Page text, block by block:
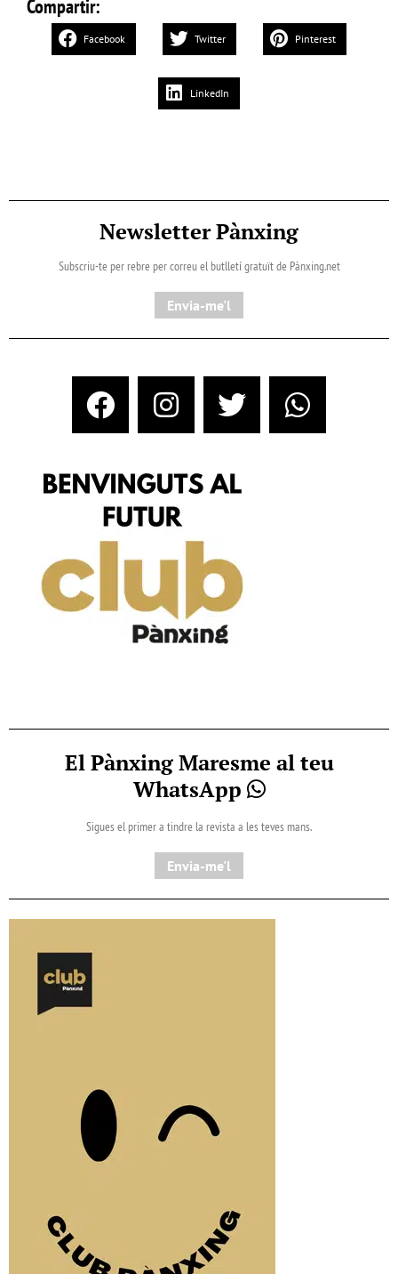
Compartir:
Facebook Twitter Pinterest
LinkedIn
Newsletter Pànxing
Subscriu-te per rebre per correu el butlletí gratuït de Pànxing.net​
Envia-me'l
El Pànxing Maresme al teu
WhatsApp
Sigues el primer a tindre la revista a les teves mans.
Envia-me'l